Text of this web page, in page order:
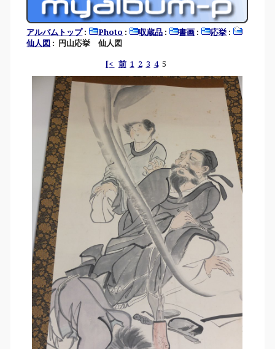
アルバムトップ: Photo : 収蔵品 : 書画 : 応挙 :
仙人図 : 円山応挙 仙人図
[< 前 1 2 3 45